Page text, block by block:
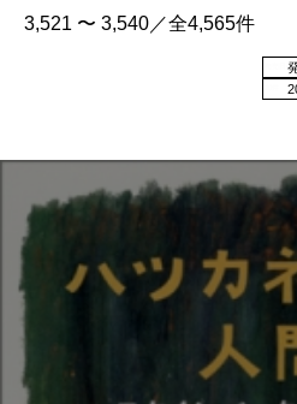
3,521 〜 3,540／全4,565件